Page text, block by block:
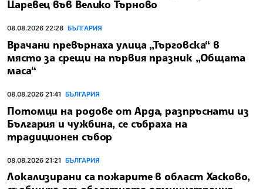
Царевец във Велико Търново
08.08.2026 22:28 БЪЛГАРИЯ
Врачани превърнаха улица „Търговска“ в
място за срещи на първия празник „Общата
маса“
08.08.2026 21:41 БЪЛГАРИЯ
Потомци на родове от Арда, разпръснати из
България и чужбина, се събраха на
традиционен събор
08.08.2026 21:21 БЪЛГАРИЯ
Локализирани са пожарите в област Хасково,